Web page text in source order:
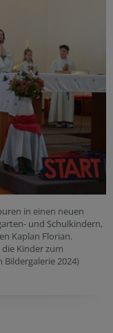
in einen neuen
und Schulkindern,
Kaplan Florian.
Kinder zum
Bildergalerie 2024)